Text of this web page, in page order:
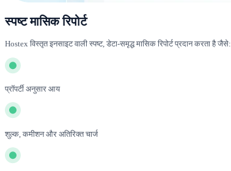
स्पष्ट मासिक रिपोर्ट
Hostex विस्तृत इनसाइट वाली स्पष्ट, डेटा-समृद्ध मासिक रिपोर्ट प्रदान करता है जैसे:
प्रॉपर्टी अनुसार आय
शुल्क, कमीशन और अतिरिक्त चार्ज